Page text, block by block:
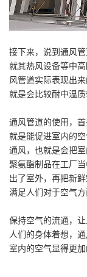
接下来，说到通风
就其热风设备等中
风管道实际表现出
就是会比较耐中温
通风管道的使用，
就是能促进室内的
通风，也就是会把
聚氨酯制品在工厂
出了室外，再把新
满足人们对于空气方
保持空气的流通，
人们的身体着想，
室内的空气显得更加